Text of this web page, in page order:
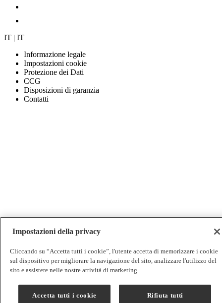
IT | IT
Informazione legale
Impostazioni cookie
Protezione dei Dati
CCG
Disposizioni di garanzia
Contatti
Impostazioni della privacy
Cliccando su “Accetta tutti i cookie”, l'utente accetta di memorizzare i cookie
sul dispositivo per migliorare la navigazione del sito, analizzare l'utilizzo del
sito e assistere nelle nostre attività di marketing.
Accetta tutti i cookie Rifiuta tutti